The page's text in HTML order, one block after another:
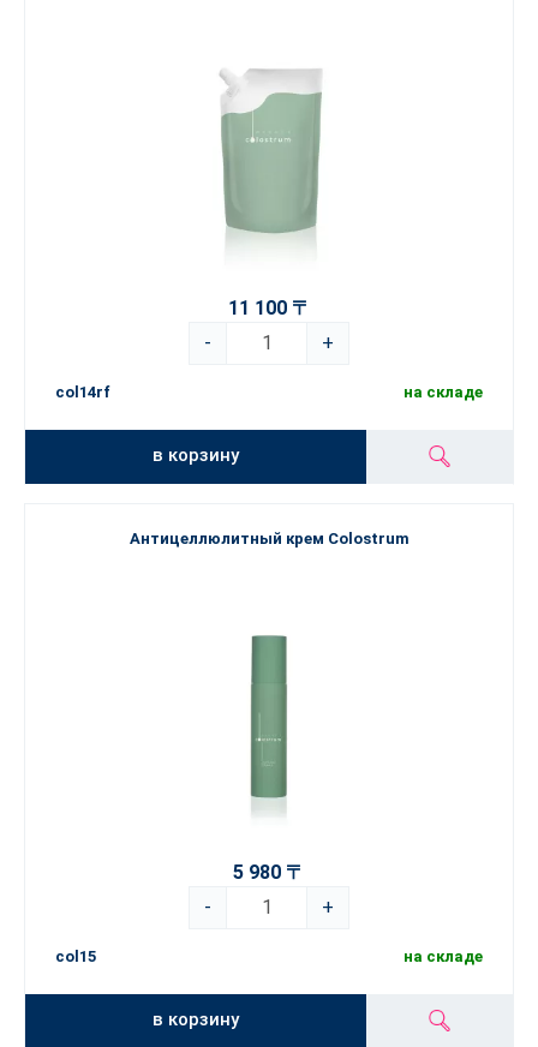
11 100 〒
-
+
col14rf на складе
в корзину
Антицеллюлитный крем Colostrum
5 980 〒
-
+
col15 на складе
в корзину